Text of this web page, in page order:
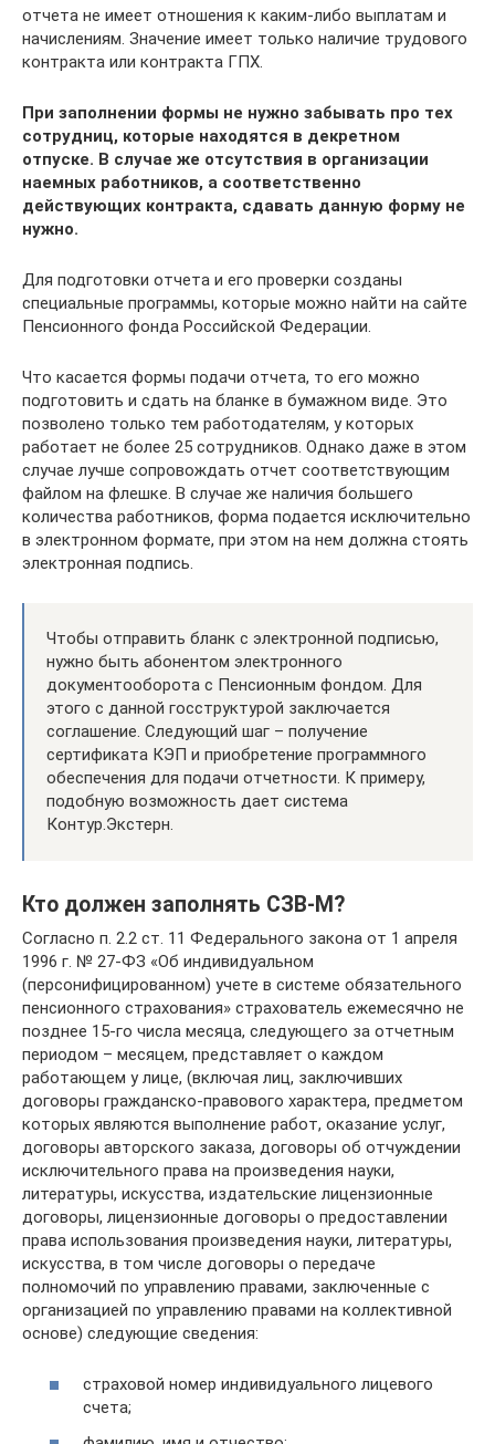
отчета не имеет отношения к каким-либо выплатам и
начислениям. Значение имеет только наличие трудового
контракта или контракта ГПХ.
При заполнении формы не нужно забывать про тех
сотрудниц, которые находятся в декретном
отпуске. В случае же отсутствия в организации
наемных работников, а соответственно
действующих контракта, сдавать данную форму не
нужно.
Для подготовки отчета и его проверки созданы
специальные программы, которые можно найти на сайте
Пенсионного фонда Российской Федерации.
Что касается формы подачи отчета, то его можно
подготовить и сдать на бланке в бумажном виде. Это
позволено только тем работодателям, у которых
работает не более 25 сотрудников. Однако даже в этом
случае лучше сопровождать отчет соответствующим
файлом на флешке. В случае же наличия большего
количества работников, форма подается исключительно
в электронном формате, при этом на нем должна стоять
электронная подпись.
Чтобы отправить бланк с электронной подписью,
нужно быть абонентом электронного
документооборота с Пенсионным фондом. Для
этого с данной госструктурой заключается
соглашение. Следующий шаг – получение
сертификата КЭП и приобретение программного
обеспечения для подачи отчетности. К примеру,
подобную возможность дает система
Контур.Экстерн.
Кто должен заполнять СЗВ-М?
Согласно п. 2.2 ст. 11 Федерального закона от 1 апреля
1996 г. № 27-ФЗ «Об индивидуальном
(персонифицированном) учете в системе обязательного
пенсионного страхования» страхователь ежемесячно не
позднее 15-го числа месяца, следующего за отчетным
периодом – месяцем, представляет о каждом
работающем у лице, (включая лиц, заключивших
договоры гражданско-правового характера, предметом
которых являются выполнение работ, оказание услуг,
договоры авторского заказа, договоры об отчуждении
исключительного права на произведения науки,
литературы, искусства, издательские лицензионные
договоры, лицензионные договоры о предоставлении
права использования произведения науки, литературы,
искусства, в том числе договоры о передаче
полномочий по управлению правами, заключенные с
организацией по управлению правами на коллективной
основе) следующие сведения:
страховой номер индивидуального лицевого
счета;